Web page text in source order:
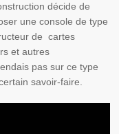
décide de
une console de type
de cartes
et autres
pas sur ce type
savoir-faire.